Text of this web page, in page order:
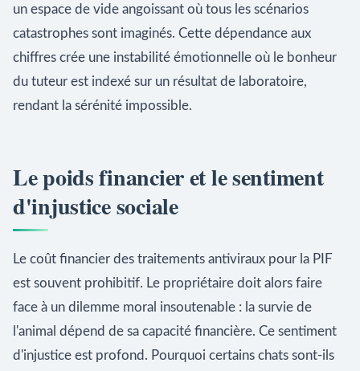
un espace de vide angoissant où tous les scénarios
catastrophes sont imaginés. Cette dépendance aux
chiffres crée une instabilité émotionnelle où le bonheur
du tuteur est indexé sur un résultat de laboratoire,
rendant la sérénité impossible.
Le poids financier et le sentiment
d'injustice sociale
Le coût financier des traitements antiviraux pour la PIF
est souvent prohibitif. Le propriétaire doit alors faire
face à un dilemme moral insoutenable : la survie de
l'animal dépend de sa capacité financière. Ce sentiment
d'injustice est profond. Pourquoi certains chats sont-ils